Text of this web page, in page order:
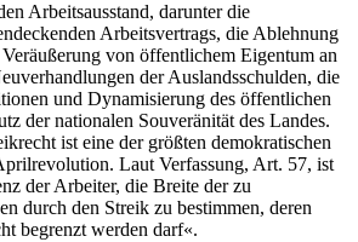
Arbeitsausstand, darunter die
Arbeitsvertrags, die Ablehnung
von öffentlichem Eigentum an
der Auslandsschulden, die
und Dynamisierung des öffentlichen
der nationalen Souveränität des Landes.
ist eine der größten demokratischen
Laut Verfassung, Art. 57, ist
der Arbeiter, die Breite der zu
durch den Streik zu bestimmen, deren
begrenzt werden darf«.